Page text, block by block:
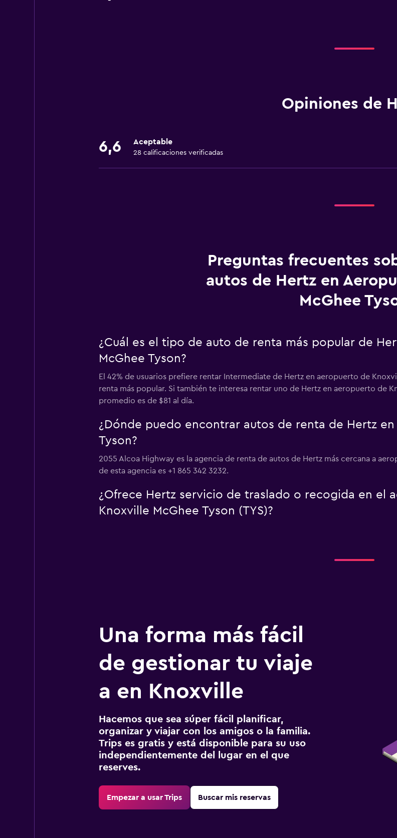
Opiniones de
6,6 Aceptable
28 calificaciones verificadas
Preguntas frecuentes
autos de Hertz en
McGhee
¿Cuál es el tipo de auto de renta más popular de
McGhee Tyson?
El 42% de usuarios prefiere rentar Intermediate de Hertz en aeropuerto de
renta más popular. Si también te interesa rentar uno de Hertz en aeropuerto de
promedio es de $81 al día.
¿Dónde puedo encontrar autos de renta de Hertz
Tyson?
2055 Alcoa Highway es la agencia de renta de autos de Hertz más cercana a
de esta agencia es +1 865 342 3232.
¿Ofrece Hertz servicio de traslado o recogida en el
Knoxville McGhee Tyson (TYS)?
Una forma más fácil
de gestionar tu viaje
a en Knoxville
Hacemos que sea súper fácil planificar,
organizar y viajar con los amigos o la familia.
Trips es gratis y está disponible para su uso
independientemente del lugar en el que
reserves.
Empezar a usar Trips Buscar mis reservas